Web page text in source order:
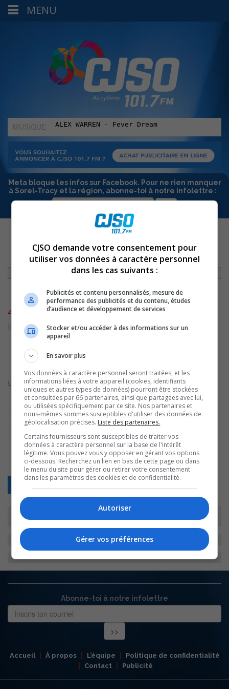
MUSIQUE
:
Meta bloque les infos sur Facebook. Pour ne rien manquer
à Sorel-Tracy et la région, abonne-toi à notre infolettre :
ACCUEIL»ACTUALITÉS»UNE ATTESTATION EN TECHNIQUE DE GÉNIE
MÉCANIQUE INDUSTRIEL OFFERTE EN FÉVRIER 2010 »4355
4355
5 juillet 2016 | Par admin
Abonne-toi à notre infolettre
Accueil À propos L’équipe
Politique de confidentialité
Contact
Publicité
MENU
CJSO demande votre consentement pour
utiliser vos données à caractère personnel
dans les cas suivants :
Publicités et contenu personnalisés, mesure de
performance des publicités et du contenu, études
d’audience et développement de services
Stocker et/ou accéder à des informations sur un
appareil
En savoir plus
Vos données à caractère personnel seront traitées, et les
informations liées à votre appareil (cookies, identifiants
uniques et autres types de données) pourront être stockées
et consultées par 66 partenaires, ainsi que partagées avec lui,
ou utilisées spécifiquement par ce site. Nos partenaires et
nous-mêmes sommes susceptibles d'utiliser des données de
géolocalisation précises. Liste des partenaires.
Certains fournisseurs sont susceptibles de traiter vos
données à caractère personnel sur la base de l'intérêt
légitime. Vous pouvez vous y opposer en gérant vos options
ci-dessous. Recherchez un lien en bas de cette page ou dans
le menu du site pour gérer ou retirer votre consentement
dans les paramètres des cookies et de confidentialité.
Autoriser
Gérer vos préférences